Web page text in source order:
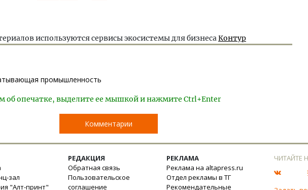
используются сервисы экосистемы для бизнесаКонтур
промышленность
об опечатке, выделите ее мышкой и нажмите Ctrl+Enter
Комментарии
зал
"Алт-принт"
РЕДАКЦИЯ
Обратная связь
Пользовательское
соглашение
РЕКЛАМА
Реклама на altapress.ru
Отдел рекламы в ТГ
Рекомендательные
ЧИТАЙТЕ